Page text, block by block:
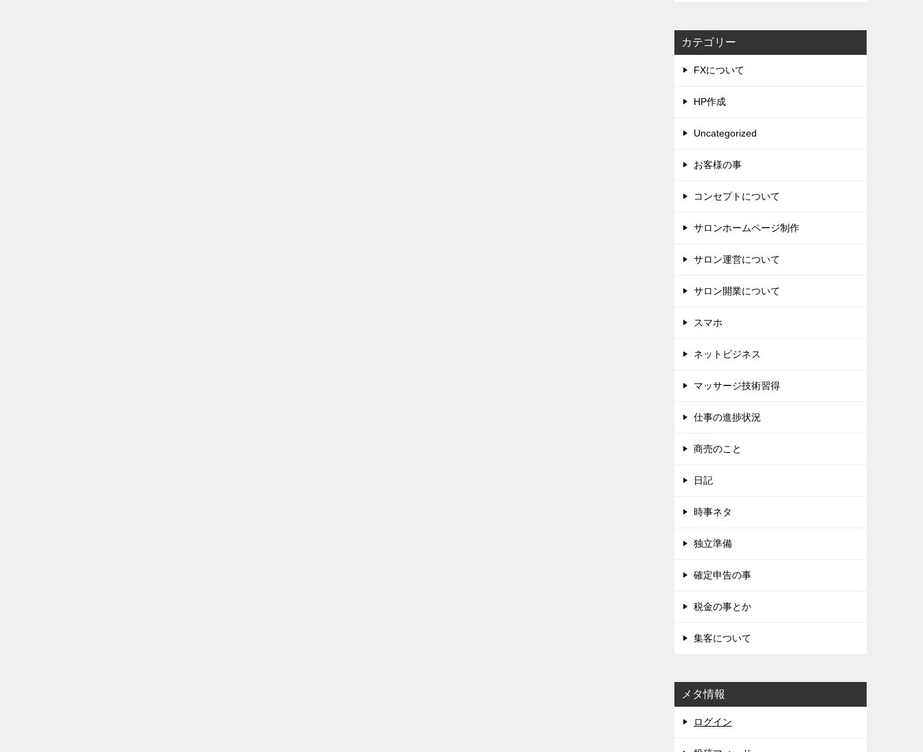
カテゴリー
FXについて
HP作成
Uncategorized
お客様の事
コンセプトについて
サロンホームページ制作
サロン運営について
サロン開業について
スマホ
ネットビジネス
マッサージ技術習得
仕事の進捗状況
商売のこと
日記
時事ネタ
独立準備
確定申告の事
税金の事とか
集客について
メタ情報
ログイン